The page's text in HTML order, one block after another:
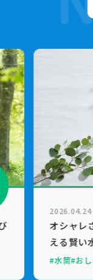
2026.04.24
オシャレ
える賢い
#水筒#お